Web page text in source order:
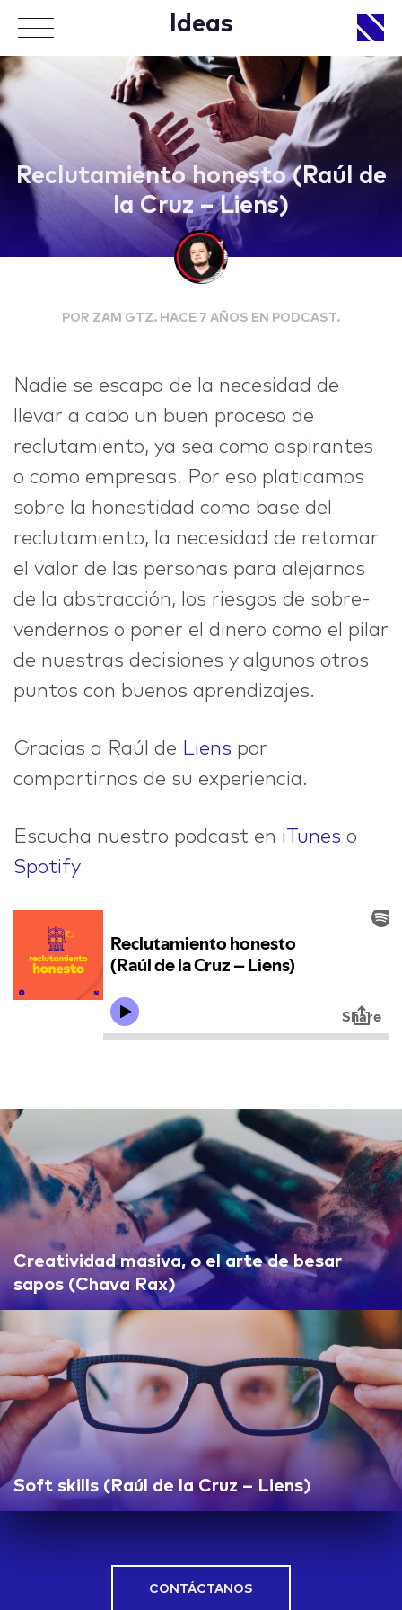
Ideas
Reclutamiento honesto (Raúl de
la Cruz – Liens)
POR ZAM GTZ. HACE 7 AÑOS EN PODCAST.
Nadie se escapa de la necesidad de
llevar a cabo un buen proceso de
reclutamiento, ya sea como aspirantes
o como empresas. Por eso platicamos
sobre la honestidad como base del
reclutamiento, la necesidad de retomar
el valor de las personas para alejarnos
de la abstracción, los riesgos de sobre-
vendernos o poner el dinero como el pilar
de nuestras decisiones y algunos otros
puntos con buenos aprendizajes.
Gracias a Raúl de Liens por
compartirnos de su experiencia.
Escucha nuestro podcast en iTunes o
Spotify
Creatividad masiva, o el arte de besar
sapos (Chava Rax)
Soft skills (Raúl de la Cruz – Liens)
CONTÁCTANOS
APPROACH
WORKS
IDEAS
ABOUT
hi@nett.mx